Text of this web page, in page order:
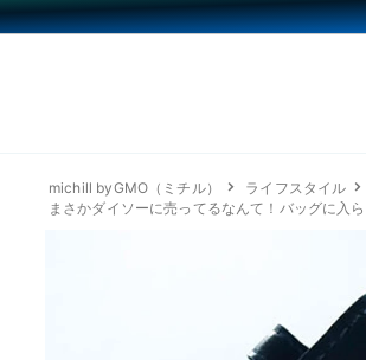
michill byGMO（ミチル）
ライフスタイル
まさかダイソーに売ってるなんて！バッグに入